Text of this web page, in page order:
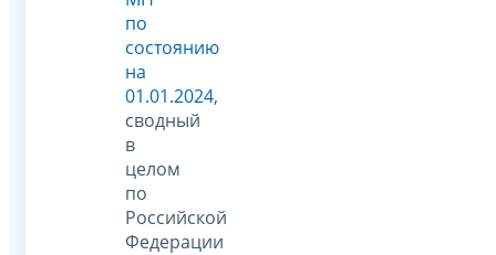
по
состоянию
на
01.01.2024,
сводный
в
целом
по
Российской
Федерации